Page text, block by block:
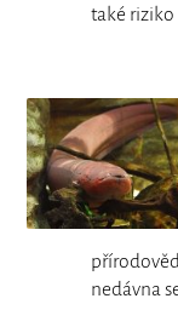
také
nedávna